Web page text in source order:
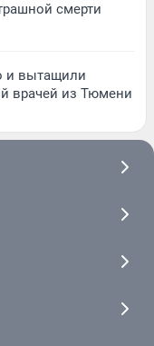
смерти
и вытащили
врачей из Тюмени